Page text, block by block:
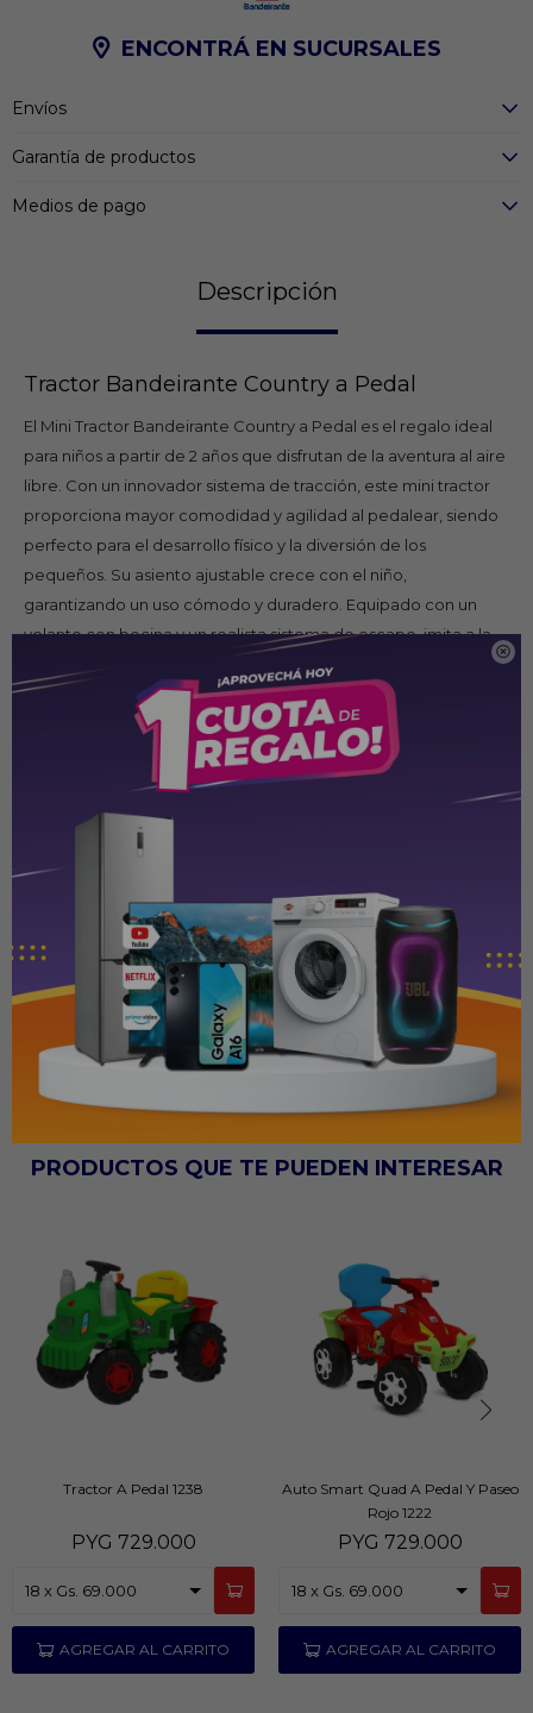

ENCONTRÁ EN SUCURSALES
Envíos
Garantía de productos
Medios de pago
Descripción
Tractor Bandeirante Country a Pedal
El Mini Tractor Bandeirante Country a Pedal es el regalo ideal
para niños a partir de 2 años que disfrutan de la aventura al aire
libre. Con un innovador sistema de tracción, este mini tractor
proporciona mayor comodidad y agilidad al pedalear, siendo
perfecto para el desarrollo físico y la diversión de los
pequeños. Su asiento ajustable crece con el niño,
garantizando un uso cómodo y duradero. Equipado con un
volante con bocina y un realista sistema de escape, imita a la
perfección un tractor real, ofreciendo una experiencia de
juego interactiva y divertida. Es perfecto para jardines, parques
y espacios exteriores seguros.
Caracteristicas tecnicas.
Nuevo sistema de tracción para mayor comodidad y
Escape.
Volante con bocina.
Edad: +24 meses.
Peso máximo soportado: 30 kg.
PRODUCTOS QUE TE PUEDEN INTERESAR
Tractor A Pedal 1238
PYG 729.000
Auto Smart Quad A Pedal Y Paseo
Rojo 1222
PYG 729.000